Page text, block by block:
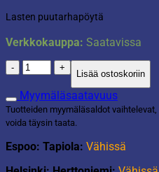
Lasten puutarhapöytä
Verkkokauppa: Saatavissa
Lasten
pöytä
Tavolo
pinkki
määrä
Lisää ostoskoriin
Myymäläsaatavuus
Tuotteiden myymäläsaldot
voida täysin taata.
Espoo: Tapiola: Vähissä